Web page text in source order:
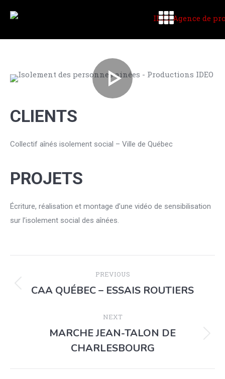
CLIENTS
Collectif aînés isolement social – Ville de Québec
PROJETS
Écriture, réalisation et montage d’une vidéo de sensibilisation
sur l’isolement social des aînées.
PREVIOUS
CAA QUÉBEC – ESSAIS ROUTIERS
NEXT
MARCHE JEAN-TALON DE
CHARLESBOURG